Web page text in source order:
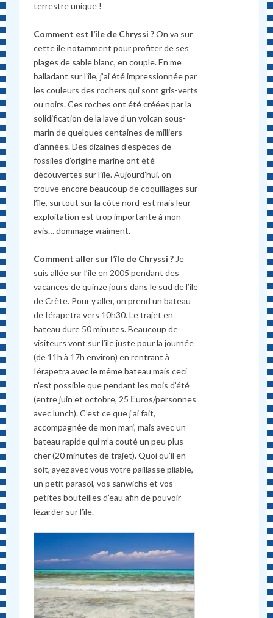
terrestre unique !
Comment est l’île de Chryssi ?On va sur
cette île notamment pour profiter de ses
plages de sable blanc, en couple. En me
balladant sur l’île, j’ai été impressionnée par
les couleurs des rochers qui sont gris-verts
ou noirs. Ces roches ont été créées par la
solidification de la lave d’un volcan sous-
marin de quelques centaines de milliers
d’années. Des dizaines d’espèces de
fossiles d’origine marine ont été
découvertes sur l’île. Aujourd’hui, on
trouve encore beaucoup de coquillages sur
l’île, surtout sur la côte nord-est mais leur
exploitation est trop importante à mon
avis… dommage vraiment.
Comment aller sur l’île de Chryssi ? Je
suis allée sur l’île en 2005 pendant des
vacances de quinze jours dans le sud de l’île
de Crète. Pour y aller, on prend un bateau
de Iérapetra vers 10h30. Le trajet en
bateau dure 50 minutes. Beaucoup de
visiteurs vont sur l’île juste pour la journée
(de 11h à 17h environ) en rentrant à
Iérapetra avec le même bateau mais ceci
n’est possible que pendant les mois d’été
(entre juin et octobre, 25 Εuros/personnes
avec lunch). C’est ce que j’ai fait,
accompagnée de mon mari, mais avec un
bateau rapide qui m’a couté un peu plus
cher (20 minutes de trajet). Quoi qu’il en
soit, ayez avec vous votre paillasse pliable,
un petit parasol, vos sanwichs et vos
petites bouteilles d’eau afin de pouvoir
lézarder sur l’île.